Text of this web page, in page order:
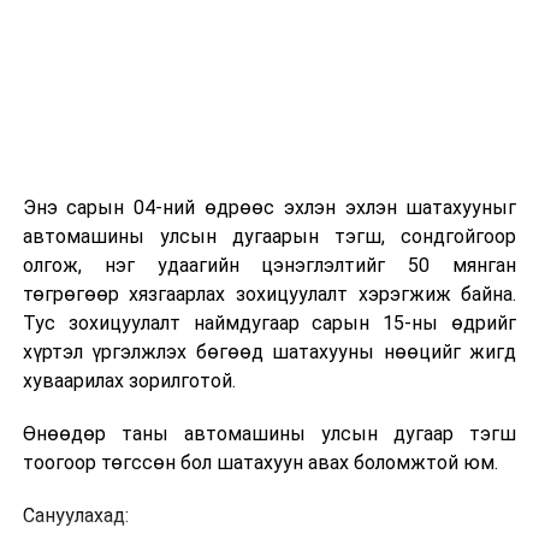
Энэ сарын 04-ний өдрөөс эхлэн эхлэн шатахууныг
автомашины улсын дугаарын тэгш, сондгойгоор
олгож, нэг удаагийн цэнэглэлтийг 50 мянган
төгрөгөөр хязгаарлах зохицуулалт хэрэгжиж байна.
Тус зохицуулалт наймдугаар сарын 15-ны өдрийг
хүртэл үргэлжлэх бөгөөд шатахууны нөөцийг жигд
хуваарилах зорилготой.
Өнөөдөр таны автомашины улсын дугаар тэгш
тоогоор төгссөн бол шатахуун авах боломжтой юм.
Сануулахад: